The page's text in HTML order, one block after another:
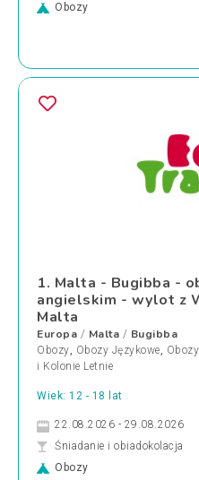
Obozy
1. Malta - Bugibba -
angielskim - wylot z
Malta
Europa / Malta / Bugibba
Obozy, Obozy Językowe,
i Kolonie Letnie
Wiek: 12 - 18 lat
22.08.2026 - 29.08.2026
Śniadanie i obiadokolacja
Obozy